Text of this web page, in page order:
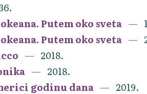
Putem oko sveta
Putem oko sveta
2018.
2018.
godinu dana
2019.